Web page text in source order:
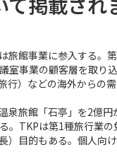
旅館事業に参入する。
室事業の顧客層を取り
）などの海外からの需
泉旅館「石亭」を2億
。TKPは第1種旅行業の
）目的もある。個人向